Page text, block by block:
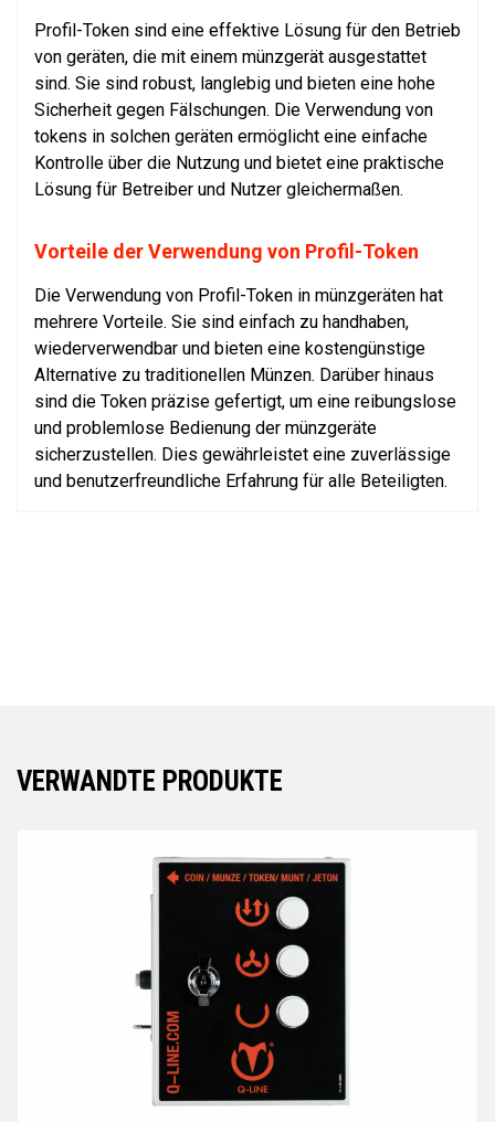
Profil-Token sind eine effektive Lösung für den Betrieb
von geräten, die mit einem münzgerät ausgestattet
sind. Sie sind robust, langlebig und bieten eine hohe
Sicherheit gegen Fälschungen. Die Verwendung von
tokens in solchen geräten ermöglicht eine einfache
Kontrolle über die Nutzung und bietet eine praktische
Lösung für Betreiber und Nutzer gleichermaßen.
Vorteile der Verwendung von Profil-Token
Die Verwendung von Profil-Token in münzgeräten hat
mehrere Vorteile. Sie sind einfach zu handhaben,
wiederverwendbar und bieten eine kostengünstige
Alternative zu traditionellen Münzen. Darüber hinaus
sind die Token präzise gefertigt, um eine reibungslose
und problemlose Bedienung der münzgeräte
sicherzustellen. Dies gewährleistet eine zuverlässige
und benutzerfreundliche Erfahrung für alle Beteiligten.
VERWANDTE PRODUKTE